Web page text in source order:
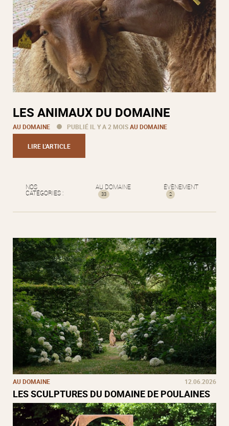
LES ANIMAUX DU DOMAINE
AU DOMAINE PUBLIÉ IL Y A 2 MOISAU DOMAINE
LIRE L'ARTICLE
NOS
CATÉGORIES :
AU DOMAINE
33
ÉVÈNEMENT
2
AU DOMAINE 12.06.2026
LES SCULPTURES DU DOMAINE DE POULAINES